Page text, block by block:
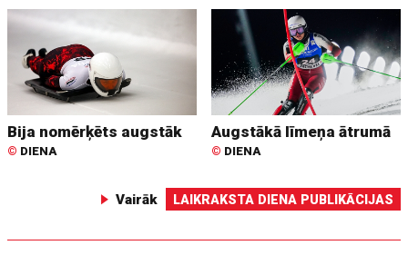
Bija nomērķēts augstāk
© DIENA
Augstākā līmeņa ātrumā
© DIENA
Vairāk LAIKRAKSTA DIENA PUBLIKĀCIJAS